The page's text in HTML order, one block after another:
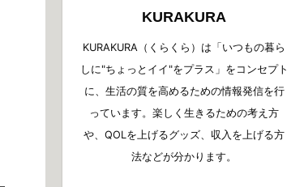
KURAKURA
KURAKURA（くらくら）は「いつもの暮ら
しに"ちょっとイイ"をプラス」をコンセプト
に、生活の質を高めるための情報発信を行
っています。楽しく生きるための考え方
や、QOLを上げるグッズ、収入を上げる方
法などが分かります。